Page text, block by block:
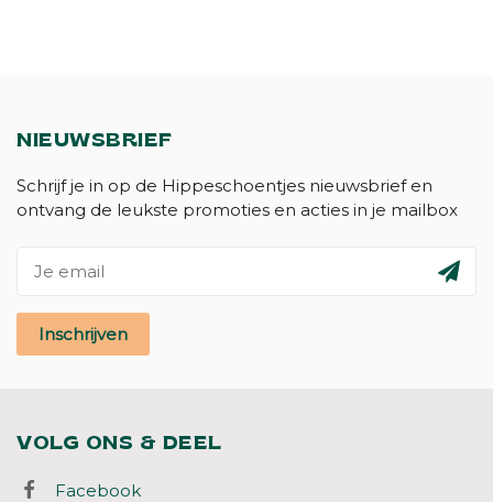
NIEUWSBRIEF
Schrijf je in op de Hippeschoentjes nieuwsbrief en
ontvang de leukste promoties en acties in je mailbox
Inschrijven
VOLG ONS & DEEL
Facebook